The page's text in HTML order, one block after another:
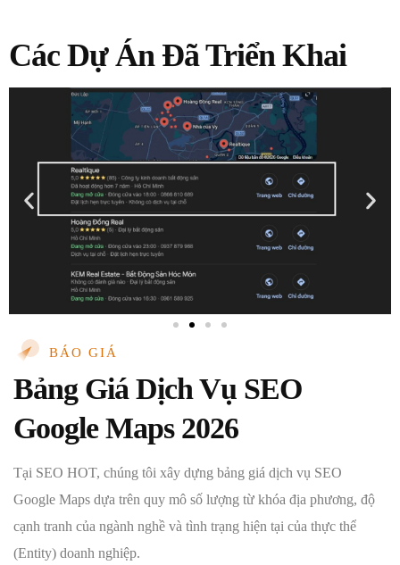
Các Dự Án Đã Triển Khai
BÁO GIÁ
Bảng Giá Dịch Vụ SEO
Google Maps 2026
Tại SEO HOT, chúng tôi xây dựng bảng giá dịch vụ SEO
Google Maps dựa trên quy mô số lượng từ khóa địa phương, độ
cạnh tranh của ngành nghề và tình trạng hiện tại của thực thể
(Entity) doanh nghiệp.